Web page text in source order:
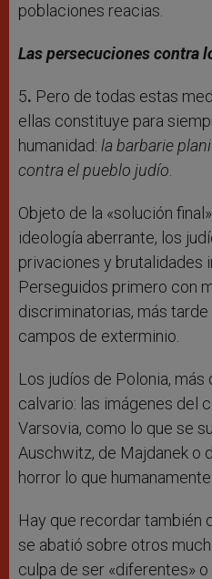
poblaciones reacias.
Las persecuciones contra
5. Pero de todas estas
ellas constituye para
humanidad: la barbarie
contra el pueblo judío.
Objeto de la «solución
ideología aberrante, los
privaciones y brutalidades
Perseguidos primero con
discriminatorias, más
campos de exterminio.
Los judíos de Polonia,
calvario: las imágenes del
Varsovia, como lo que se
Auschwitz, de Majdanek o
horror lo que
Hay que recordar también
se abatió sobre otros
culpa de ser «diferentes»